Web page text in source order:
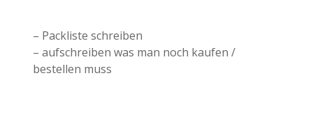
– Packliste schreiben
– aufschreiben was man noch kaufen /
bestellen muss